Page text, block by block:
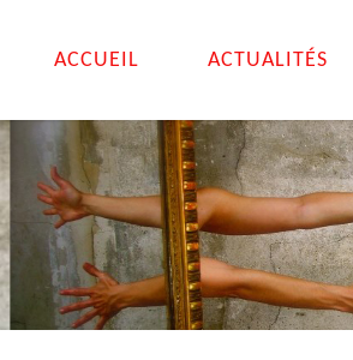
ACCUEIL ACTUALITÉS